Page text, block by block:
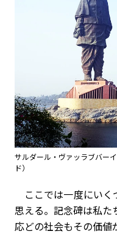
サルダール・ヴァッラブバー
ド）
ここでは一度にいく
思える。記念碑は私た
応どの社会もその価値